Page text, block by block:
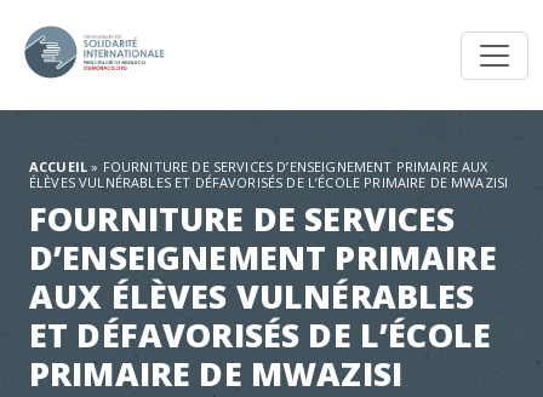
ACCUEIL » FOURNITURE DE SERVICES D’ENSEIGNEMENT PRIMAIRE AUX
ÉLÈVES VULNÉRABLES ET DÉFAVORISÉS DE L’ÉCOLE PRIMAIRE DE MWAZISI
FOURNITURE DE SERVICES
D’ENSEIGNEMENT PRIMAIRE
AUX ÉLÈVES VULNÉRABLES
ET DÉFAVORISÉS DE L’ÉCOLE
PRIMAIRE DE MWAZISI